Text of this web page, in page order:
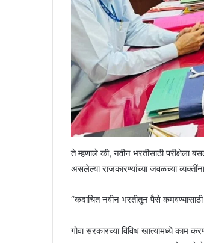
ते म्हणाले की, नवीन भरतीसाठी परीक्षेला
असलेल्या राजकारण्यांच्या जवळच्या
“कदाचित नवीन भरतीतून पैसे
गोवा सरकारच्या विविध खात्यांमध्ये काम